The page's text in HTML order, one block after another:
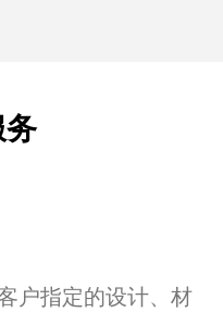
务
户指定的设计、材